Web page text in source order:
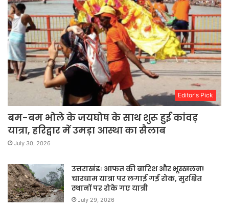
Editor's Pick
बम-बम भोले के जयघोष के साथ शुरू हुई कांवड़
यात्रा, हरिद्वार में उमड़ा आस्था का सैलाब
July 30, 2026
उत्तराखंडः आफत की बारिश और भूस्खलन!
चारधाम यात्रा पर लगाई गई रोक, सुरक्षित
स्थानों पर रोके गए यात्री
July 29, 2026